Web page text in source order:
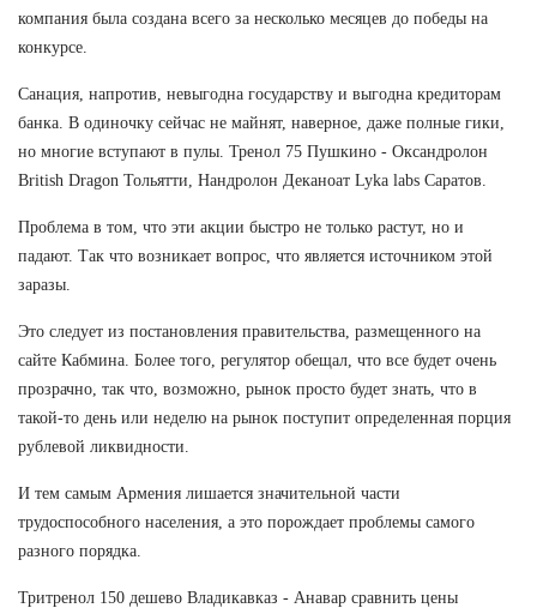
компания была создана всего за несколько месяцев до победы на
конкурсе.
Санация, напротив, невыгодна государству и выгодна кредиторам
банка. В одиночку сейчас не майнят, наверное, даже полные гики,
но многие вступают в пулы. Тренол 75 Пушкино - Оксандролон
British Dragon Тольятти, Нандролон Деканоат Lyka labs Саратов.
Проблема в том, что эти акции быстро не только растут, но и
падают. Так что возникает вопрос, что является источником этой
заразы.
Это следует из постановления правительства, размещенного на
сайте Кабмина. Более того, регулятор обещал, что все будет очень
прозрачно, так что, возможно, рынок просто будет знать, что в
такой-то день или неделю на рынок поступит определенная порция
рублевой ликвидности.
И тем самым Армения лишается значительной части
трудоспособного населения, а это порождает проблемы самого
разного порядка.
Тритренол 150 дешево Владикавказ - Анавар сравнить цены